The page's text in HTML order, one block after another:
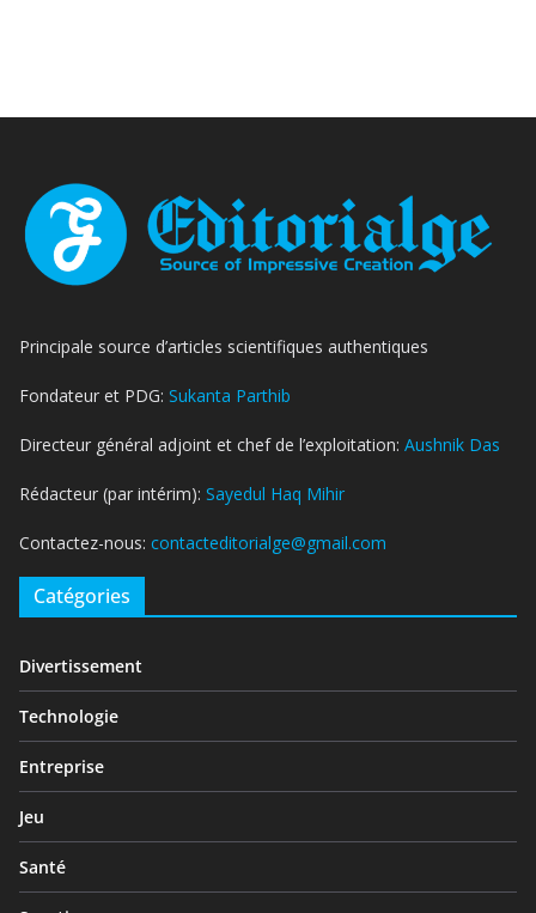
Principale source d’articles scientifiques authentiques
Fondateur et PDG: Sukanta Parthib
Directeur général adjoint et chef de l’exploitation: Aushnik Das
Rédacteur (par intérim): Sayedul Haq Mihir
Contactez-nous: contacteditorialge@gmail.com
Catégories
Divertissement
Technologie
Entreprise
Jeu
Santé